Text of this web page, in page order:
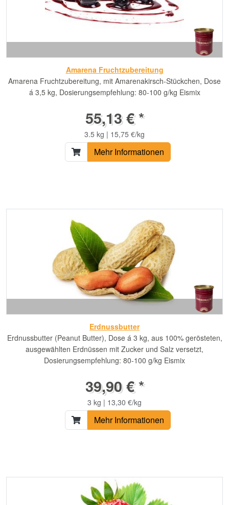
Amarena Fruchtzubereitung
Amarena Fruchtzubereitung, mit Amarenakirsch-Stückchen, Dose
á 3,5 kg, Dosierungsempfehlung: 80-100 g/kg Eismix
55,13 € *
3.5 kg | 15,75 €/kg
Mehr Informationen
Erdnussbutter
Erdnussbutter (Peanut Butter), Dose á 3 kg, aus 100% gerösteten,
ausgewählten Erdnüssen mit Zucker und Salz versetzt,
Dosierungsempfehlung: 80-100 g/kg Eismix
39,90 € *
3 kg | 13,30 €/kg
Mehr Informationen